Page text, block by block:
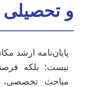
و تحصیلی
پایان‌نامه ارشد
نیست؛ بلکه
مباحث تخصصی،